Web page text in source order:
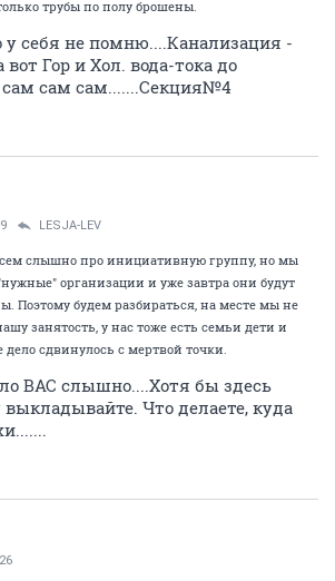
трубы по полу брошены.
у себя не помню....Канализация -
вот Гор и Хол. вода-тока до
сам сам.......Секция№4
LESJA-LEV
слышно про инициативную группу, но мы
организации и уже завтра они будут
Поэтому будем разбираться, на месте мы не
занятость, у нас тоже есть семьи дети и
дело сдвинулось с мертвой точки.
ВАС слышно....Хотя бы здесь
Что делаете, куда